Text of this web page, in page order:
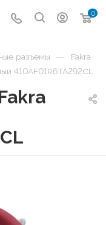
0
разъемы — Fakra
410AF01R6TA292CL